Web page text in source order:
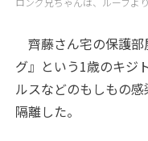
齊藤さん宅の保護部
グ』という1歳のキジ
ルスなどのもしもの
隔離した。